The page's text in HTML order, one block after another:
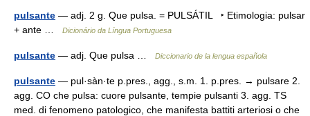
pulsante — adj. 2 g. Que pulsa. = PULSÁTIL ‣ Etimologia: pulsar
+ ante …
Dicionário da Língua Portuguesa
pulsante — adj. Que pulsa … Diccionario de la lengua española
pulsante — pul·sàn·te p.pres., agg., s.m. 1. p.pres. → pulsare 2.
agg. CO che pulsa: cuore pulsante, tempie pulsanti 3. agg. TS
med. di fenomeno patologico, che manifesta battiti arteriosi o che